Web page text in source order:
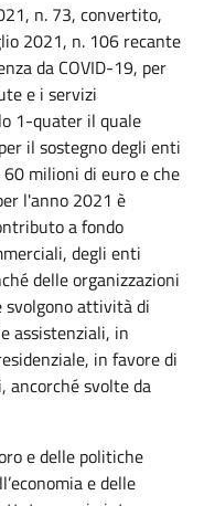
n. 73, convertito,
2021, n. 106 recante
da COVID-19, per
e i servizi
1-quater il quale
il sostegno degli enti
milioni di euro e che
l'anno 2021 è
a fondo
degli enti
delle organizzazioni
svolgono attività di
assistenziali, in
in favore di
ancorché svolte da
e delle politiche
e delle